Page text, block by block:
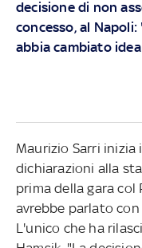
decisione di non
concesso, al
abbia cambiato
Maurizio Sarri inizia
dichiarazioni alla
prima della gara col
avrebbe parlato
L'unico che ha